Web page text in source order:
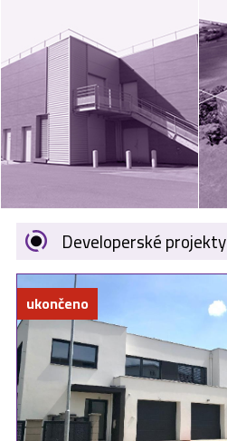
VÝKUP
NEMOVITOSTÍ
SPONZORUJEME
NÁŠ ČASOPIS
KONTAKT
O NÁS
Developerské projekty
ukončeno